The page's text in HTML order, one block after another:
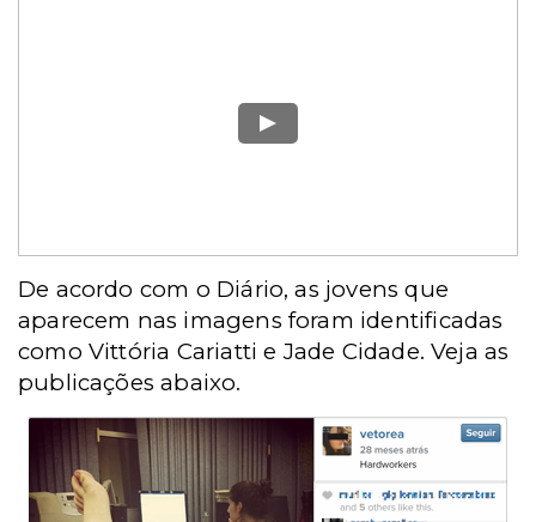
De acordo com o Diário, as jovens que
aparecem nas imagens foram identificadas
como Vittória Cariatti e Jade Cidade. Veja as
publicações abaixo.